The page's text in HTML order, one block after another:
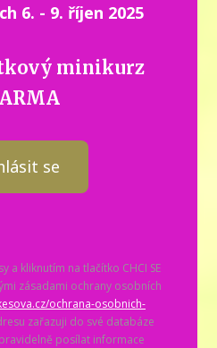
6. - 9. říjen 2025
minikurz
se
a kliknutím na tlačítko CHCI SE
zásadami ochrany osobních
ochrana-osobnich-
zařazuji do své databáze
posílat informace